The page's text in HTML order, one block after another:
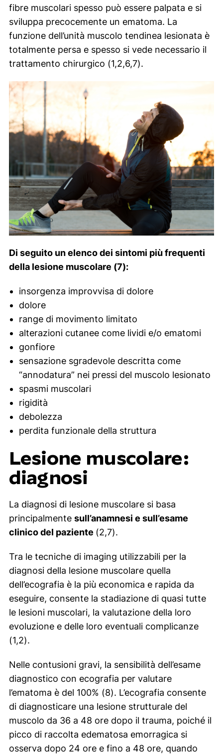
fibre muscolari spesso può essere palpata e si
sviluppa precocemente un ematoma. La
funzione dell’unità muscolo tendinea lesionata è
totalmente persa e spesso si vede necessario il
trattamento chirurgico (1,2,6,7).
Di seguito un elenco dei sintomi più frequenti
della lesione muscolare (7):
insorgenza improvvisa di dolore
dolore
range di movimento limitato
alterazioni cutanee come lividi e/o ematomi
gonfiore
sensazione sgradevole descritta come
“annodatura” nei pressi del muscolo lesionato
spasmi muscolari
rigidità
debolezza
perdita funzionale della struttura
Lesione muscolare:
diagnosi
La diagnosi di lesione muscolare si basa
principalmente sull’anamnesi e sull’esame
clinico del paziente (2,7).
Tra le tecniche di imaging utilizzabili per la
diagnosi della lesione muscolare quella
dell’ecografia è la più economica e rapida da
eseguire, consente la stadiazione di quasi tutte
le lesioni muscolari, la valutazione della loro
evoluzione e delle loro eventuali complicanze
(1,2).
Nelle contusioni gravi, la sensibilità dell’esame
diagnostico con ecografia per valutare
l’ematoma è del 100% (8). L’ecografia consente
di diagnosticare una lesione strutturale del
muscolo da 36 a 48 ore dopo il trauma, poiché il
picco di raccolta edematosa emorragica si
osserva dopo 24 ore e fino a 48 ore, quando